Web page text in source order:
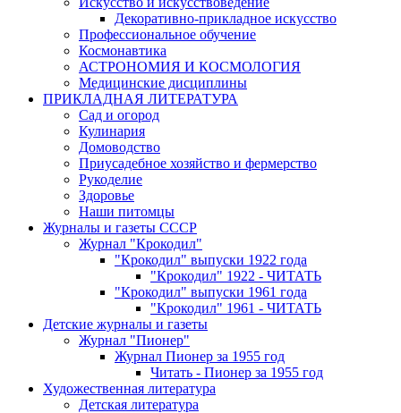
Декоративно-прикладное искусство
Профессиональное обучение
Космонавтика
АСТРОНОМИЯ И КОСМОЛОГИЯ
Медицинские дисциплины
ПРИКЛАДНАЯ ЛИТЕРАТУРА
Сад и огород
Кулинария
Домоводство
Приусадебное хозяйство и фермерство
Рукоделие
Здоровье
Наши питомцы
Журналы и газеты СССР
Журнал "Крокодил"
"Крокодил" выпуски 1922 года
"Крокодил" 1922 - ЧИТАТЬ
"Крокодил" выпуски 1961 года
"Крокодил" 1961 - ЧИТАТЬ
Детские журналы и газеты
Журнал "Пионер"
Журнал Пионер за 1955 год
Читать - Пионер за 1955 год
Художественная литература
Детская литература